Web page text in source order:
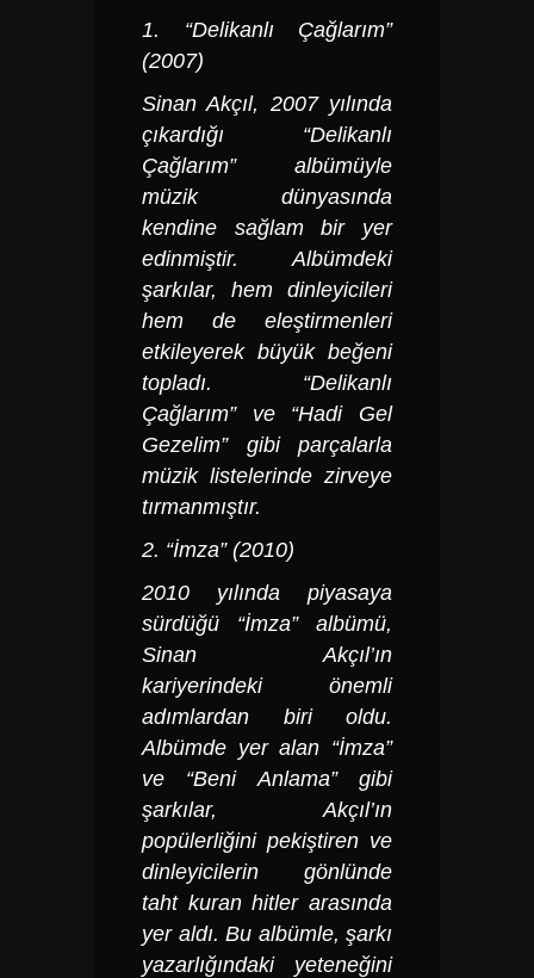
1. “Delikanlı Çağlarım”
(2007)
Sinan Akçıl, 2007 yılında
çıkardığı “Delikanlı
Çağlarım” albümüyle
müzik dünyasında
kendine sağlam bir yer
edinmiştir. Albümdeki
şarkılar, hem dinleyicileri
hem de eleştirmenleri
etkileyerek büyük beğeni
topladı. “Delikanlı
Çağlarım” ve “Hadi Gel
Gezelim” gibi parçalarla
müzik listelerinde zirveye
tırmanmıştır.
2. “İmza” (2010)
2010 yılında piyasaya
sürdüğü “İmza” albümü,
Sinan Akçıl’ın
kariyerindeki önemli
adımlardan biri oldu.
Albümde yer alan “İmza”
ve “Beni Anlama” gibi
şarkılar, Akçıl’ın
popülerliğini pekiştiren ve
dinleyicilerin gönlünde
taht kuran hitler arasında
yer aldı. Bu albümle, şarkı
yazarlığındaki yeteneğini